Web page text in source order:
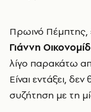
Πρωινό Πέμπτης,
Γιάννη
λίγο παρακάτω
Είναι εντάξει,
συζήτηση με τη